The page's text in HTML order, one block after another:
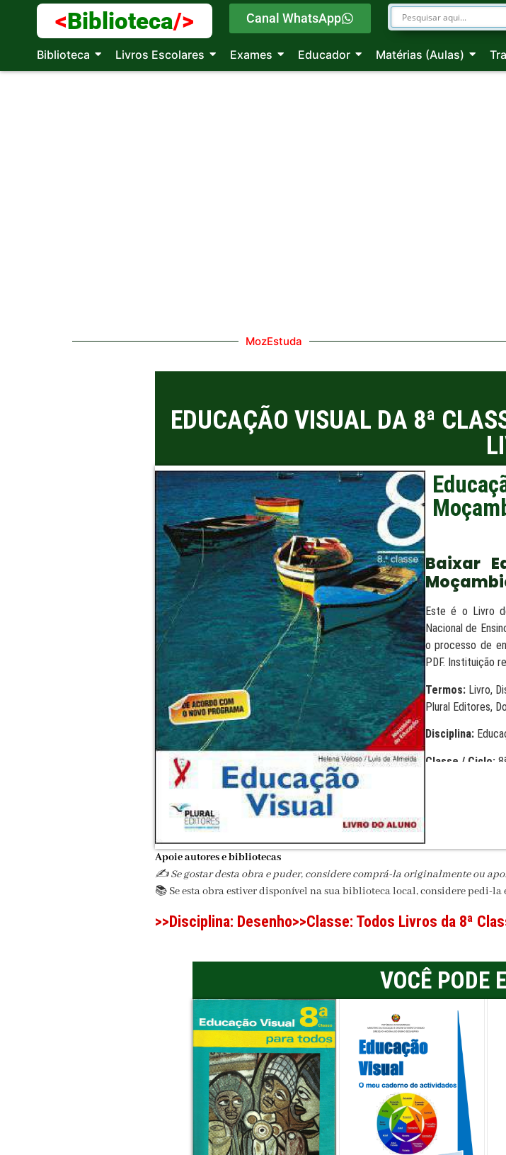
<Biblioteca/> Canal WhatsApp
Biblioteca Livros Escolares Exames Educador Matérias (Aulas)
MozEstuda
EDUCAÇÃO VISUAL DA 8ª
Baixar
Este é o Livro
Nacional de
o processo de
PDF. Instituição
Termos:Livro,
Plural Editores,
Disciplina:
Classe / Ciclo:
Formato:
Apoie autores e bibliotecas
✍️ Se gostar desta obra e puder, considere comprá-la originalmente ou
📚 Se esta obra estiver disponível na sua biblioteca local, considere pedi-
>>Disciplina: Desenho>>Classe: Todos Livros da 8ª
VOCÊ PODE